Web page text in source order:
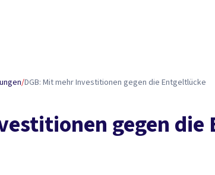
/DGB: Mit mehr Investitionen gegen die Entgeltlücke
gegen